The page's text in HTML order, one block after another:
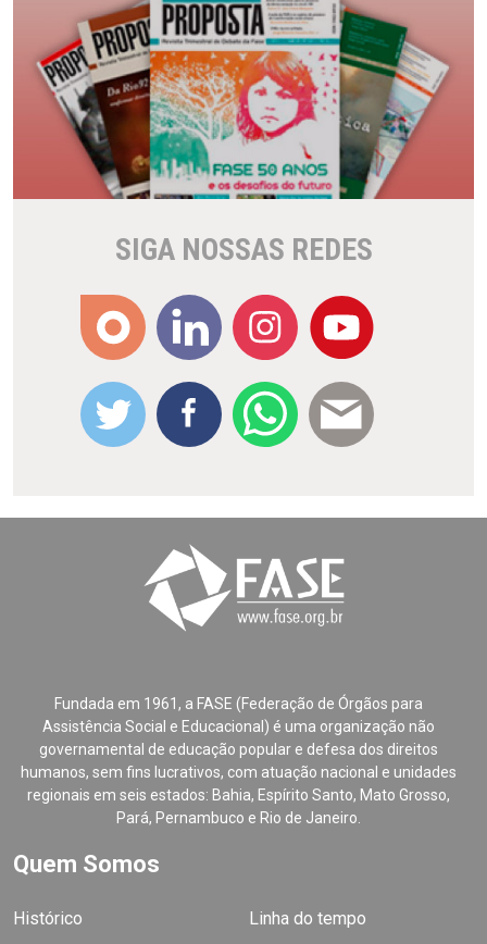
SIGA NOSSAS REDES
Fundada em 1961, a FASE (Federação de Órgãos para
Assistência Social e Educacional) é uma organização não
governamental de educação popular e defesa dos direitos
humanos, sem fins lucrativos, com atuação nacional e unidades
regionais em seis estados: Bahia, Espírito Santo, Mato Grosso,
Pará, Pernambuco e Rio de Janeiro.
Quem Somos
Histórico
Linha do tempo